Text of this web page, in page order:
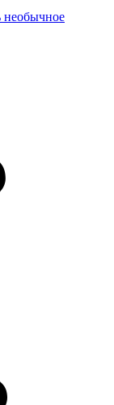
необычное